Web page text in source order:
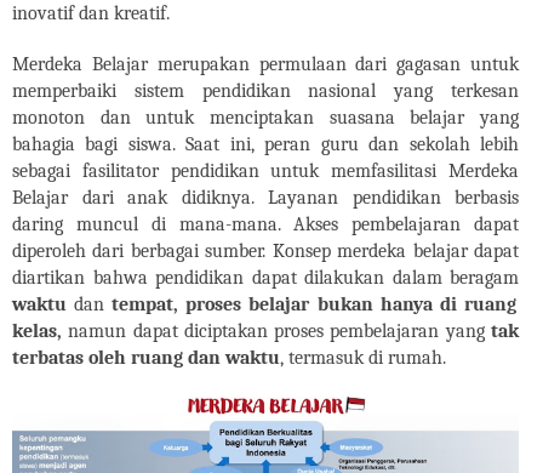
inovatif dan kreatif.
Merdeka Belajar merupakan permulaan dari gagasan untuk
memperbaiki sistem pendidikan nasional yang terkesan
monoton dan untuk menciptakan suasana belajar yang
bahagia bagi siswa. Saat ini, peran guru dan sekolah lebih
sebagai fasilitator pendidikan untuk memfasilitasi Merdeka
Belajar dari anak didiknya. Layanan pendidikan berbasis
daring muncul di mana-mana. Akses pembelajaran dapat
diperoleh dari berbagai sumber. Konsep merdeka belajar dapat
diartikan bahwa pendidikan dapat dilakukan dalam beragam
waktu dantempat, proses belajar bukan hanya di ruang
kelas, namun dapat diciptakan proses pembelajaran yang tak
terbatas oleh ruang dan waktu, termasuk di rumah.